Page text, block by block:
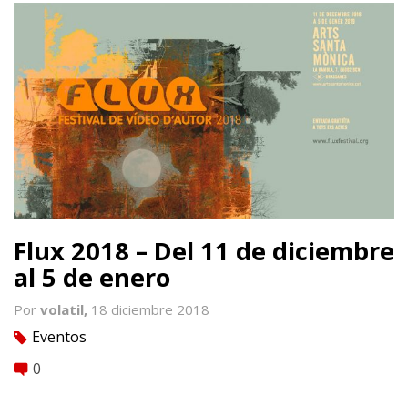
Flux 2018 – Del 11 de diciembre
al 5 de enero
Por volatil, 18 diciembre 2018
tag Eventos
comment 0